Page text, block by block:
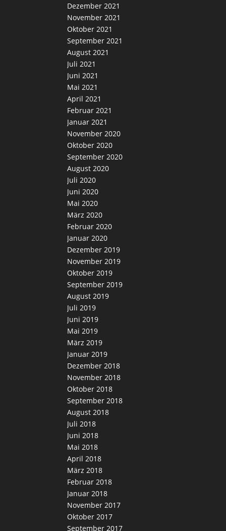
Dezember 2021
November 2021
Oktober 2021
September 2021
August 2021
Juli 2021
Juni 2021
Mai 2021
April 2021
Februar 2021
Januar 2021
November 2020
Oktober 2020
September 2020
August 2020
Juli 2020
Juni 2020
Mai 2020
März 2020
Februar 2020
Januar 2020
Dezember 2019
November 2019
Oktober 2019
September 2019
August 2019
Juli 2019
Juni 2019
Mai 2019
März 2019
Januar 2019
Dezember 2018
November 2018
Oktober 2018
September 2018
August 2018
Juli 2018
Juni 2018
Mai 2018
April 2018
März 2018
Februar 2018
Januar 2018
November 2017
Oktober 2017
September 2017